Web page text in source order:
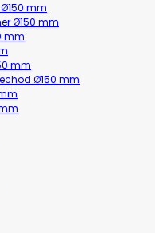
mm
Ø150 mm
mm
mm
Ø150 mm